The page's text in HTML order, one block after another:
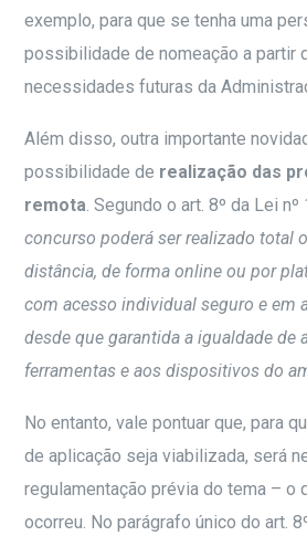
exemplo, para que se tenha uma
possibilidade de nomeação a partir
necessidades futuras da
Além disso, outra importante
possibilidade de realização das
remota. Segundo o art. 8º da Lei
concurso poderá ser realizado total
distância, de forma online ou por
com acesso individual seguro e em
desde que garantida a igualdade de
ferramentas e aos dispositivos do
No entanto, vale pontuar que, para
de aplicação seja viabilizada, será
regulamentação prévia do tema – o
ocorreu. No parágrafo único do art.